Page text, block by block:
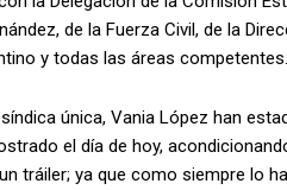
de la Fuerza Civil, de la
y todas las áreas competentes.
única, Vania López han
el día de hoy,
tráiler; ya que como siempre lo